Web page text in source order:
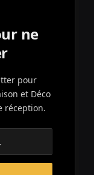
ne
pour
et Déco
réception.